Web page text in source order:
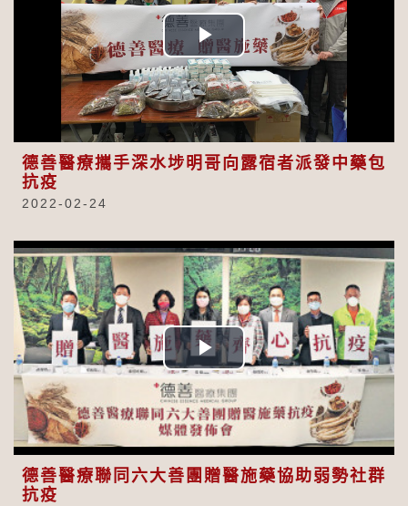
Play
Video
德善醫療攜手深水埗明哥向露宿者派發中藥包
抗疫
2022-02-24
Play
Video
德善醫療聯同六大善團贈醫施藥協助弱勢社群
抗疫